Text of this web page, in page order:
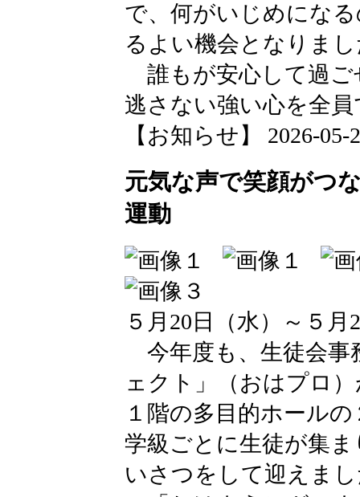
で、何がいじめにな
るよい機会となりま
誰もが安心して過ご
逃さない強い心を全
【お知らせ】 2026-05-
元気な声で笑顔がつ
運動
５月20日（水）～５月
今年度も、生徒会事
ェクト」（おはプロ
１階の多目的ホール
学級ごとに生徒が集
いさつをして迎えま